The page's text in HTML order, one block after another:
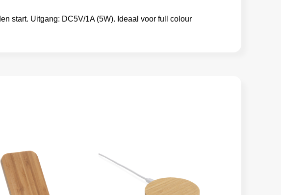
start. Uitgang: DC5V/1A (5W). Ideaal voor full colour